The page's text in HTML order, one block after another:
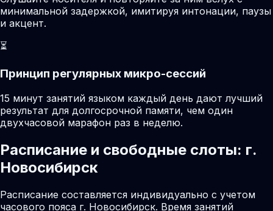
минимальной задержкой, имитируя интонации, паузы
и акцент.
⏳
Принцип регулярных микро-сессий
15 минут занятий языком каждый день дают лучший
результат для долгосрочной памяти, чем один
двухчасовой марафон раз в неделю.
Расписание и свободные слоты: г.
Новосибирск
Расписание составляется индивидуально с учетом
часового пояса г. Новосибирск. Время занятий